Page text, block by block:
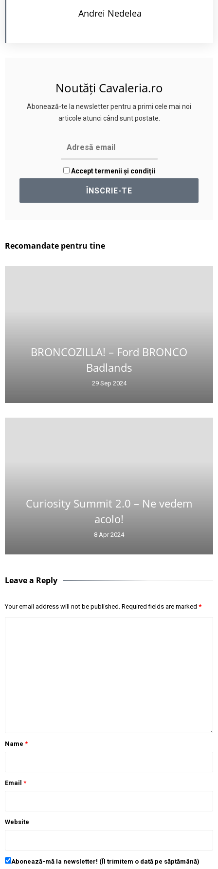
Andrei Nedelea
Noutăți Cavaleria.ro
Abonează-te la newsletter pentru a primi cele mai noi
articole atunci când sunt postate.
Accept termenii și condiții
Recomandate pentru tine
BRONCOZILLA! – Ford BRONCO
Badlands
29 Sep 2024
Curiosity Summit 2.0 – Ne vedem
acolo!
8 Apr 2024
Leave a Reply
Your email address will not be published. Required fields are marked *
Name *
Email *
Website
Abonează-mă la newsletter! (Îl trimitem o dată pe săptămână)